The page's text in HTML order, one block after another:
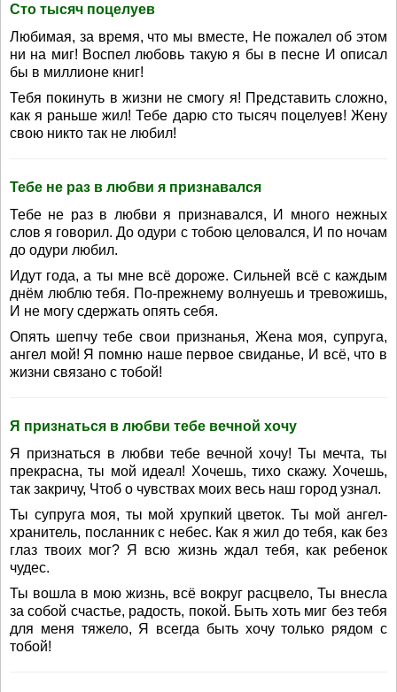
Сто тысяч поцелуев
Любимая, за время, что мы вместе, Не пожалел об этом
ни на миг! Воспел любовь такую я бы в песне И описал
бы в миллионе книг!
Тебя покинуть в жизни не смогу я! Представить сложно,
как я раньше жил! Тебе дарю сто тысяч поцелуев! Жену
свою никто так не любил!
Тебе не раз в любви я признавался
Тебе не раз в любви я признавался, И много нежных
слов я говорил. До одури с тобою целовался, И по ночам
до одури любил.
Идут года, а ты мне всё дороже. Сильней всё с каждым
днём люблю тебя. По-прежнему волнуешь и тревожишь,
И не могу сдержать опять себя.
Опять шепчу тебе свои признанья, Жена моя, супруга,
ангел мой! Я помню наше первое свиданье, И всё, что в
жизни связано с тобой!
Я признаться в любви тебе вечной хочу
Я признаться в любви тебе вечной хочу! Ты мечта, ты
прекрасна, ты мой идеал! Хочешь, тихо скажу. Хочешь,
так закричу, Чтоб о чувствах моих весь наш город узнал.
Ты супруга моя, ты мой хрупкий цветок. Ты мой ангел-
хранитель, посланник с небес. Как я жил до тебя, как без
глаз твоих мог? Я всю жизнь ждал тебя, как ребенок
чудес.
Ты вошла в мою жизнь, всё вокруг расцвело, Ты внесла
за собой счастье, радость, покой. Быть хоть миг без тебя
для меня тяжело, Я всегда быть хочу только рядом с
тобой!